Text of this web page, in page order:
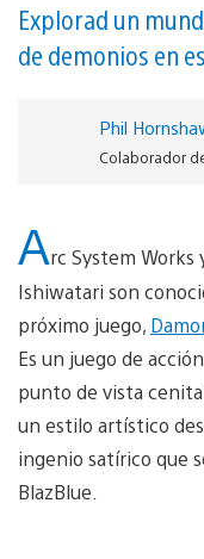
Explorad un
de demonios en
Phil
Colaborador
Arc System
Ishiwatari son
próximo juego,
Es un juego de
punto de vista
un estilo artístico
ingenio satírico que
BlazBlue.